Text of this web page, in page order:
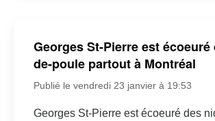
Georges St-Pierre est
de-poule partout à Montréal
Publié le vendredi 23 janvier à 19:53
Georges St-Pierre est écoeuré des